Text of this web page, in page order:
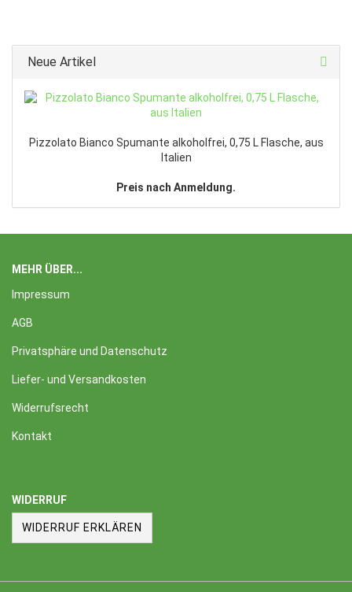
Neue Artikel
Pizzolato Bianco Spumante alkoholfrei, 0,75 L Flasche, aus
Italien
Preis nach Anmeldung.
MEHR ÜBER...
Impressum
AGB
Privatsphäre und Datenschutz
Liefer- und Versandkosten
Widerrufsrecht
Kontakt
WIDERRUF
WIDERRUF ERKLÄREN